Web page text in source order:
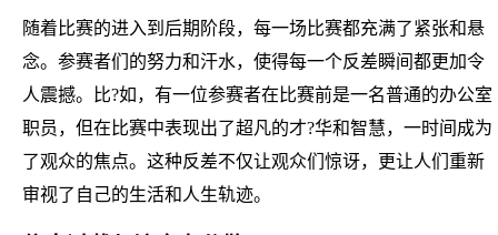
随着比赛的进入到后期阶段，每一场比赛都充满了紧张和悬
念。参赛者们的努力和汗水，使得每一个反差瞬间都更加令
人震撼。比?如，有一位参赛者在比赛前是一名普通的办公室
职员，但在比赛中表现出了超凡的才?华和智慧，一时间成为
了观众的焦点。这种反差不仅让观众们惊讶，更让人们重新
审视了自己的生活和人生轨迹。